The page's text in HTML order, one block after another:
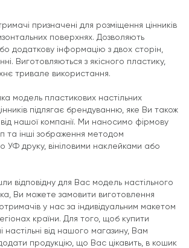
призначені для розміщення цінників
поверхнях. Дозволяють
додаткову інформацію з двох сторін,
Виготовляються з якісного пластику,
тривале використання.
модель пластикових настільних
підлягає брендуванню, яке Ви також
нашої компанії. Ми наносимо фірмову
та інші зображення методом
УФ друку, вініловими наклейками або
відповідну для Вас модель настільного
Ви можете замовити виготовлення
у нас за індивідуальним макетом
країни. Для того, щоб купити
настільні від нашого магазину, Вам
продукцію, що Вас цікавить, в кошик